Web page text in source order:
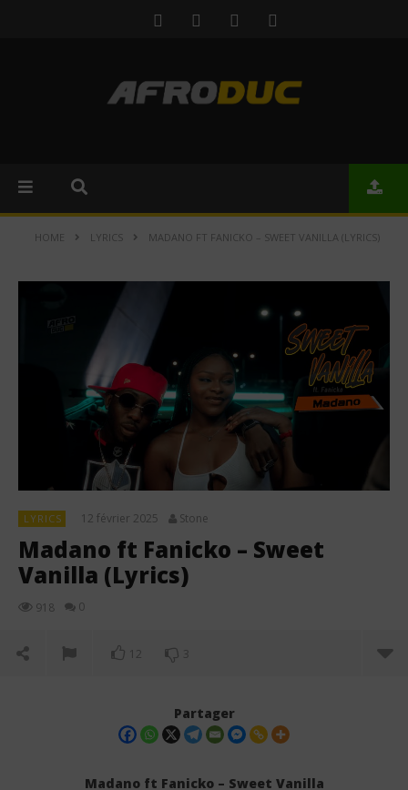
HOME LYRICS MADANO FT FANICKO – SWEET VANILLA (LYRICS)
LYRICS 12 février 2025 Stone
Madano ft Fanicko – Sweet
Vanilla (Lyrics)
918 0
12 3
Partager
Madano ft Fanicko – Sweet Vanilla